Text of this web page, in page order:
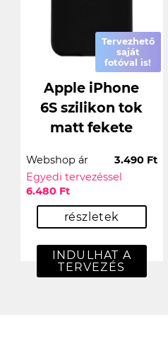
Tervezhető
saját
fotóval is!
Apple iPhone
6S szilikon tok
matt fekete
Webshop ár
3.490 Ft
Egyedi tervezéssel
6.480 Ft
részletek
INDULHAT A
TERVEZÉS